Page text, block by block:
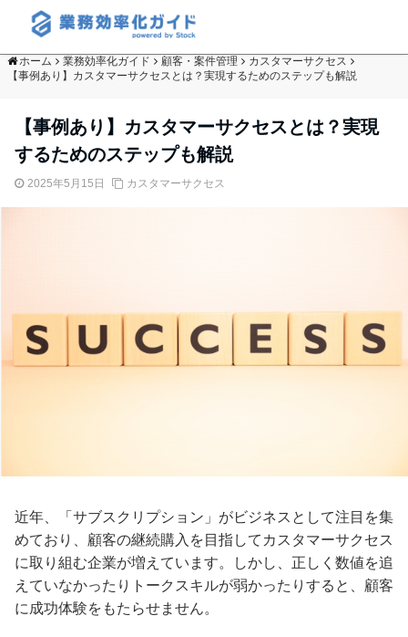
ホーム 業務効率化ガイド 顧客・案件管理
カスタマーサクセス
【事例あり】カスタマーサクセスとは？実現するためのステップも解説
【事例あり】カスタマーサクセスとは？実現
するためのステップも解説
2025年5月15日 カスタマーサクセス
近年、「サブスクリプション」がビジネスとして注目を集
めており、顧客の継続購入を目指してカスタマーサクセス
に取り組む企業が増えています。しかし、正しく数値を追
えていなかったりトークスキルが弱かったりすると、顧客
に成功体験をもたらせません。